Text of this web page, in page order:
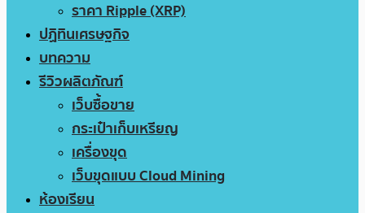
ราคา Ripple (XRP)
ปฏิทินเศรษฐกิจ
บทความ
รีวิวผลิตภัณฑ์
เว็บซื้อขาย
กระเป๋าเก็บเหรียญ
เครื่องขุด
เว็บขุดแบบ Cloud Mining
ห้องเรียน